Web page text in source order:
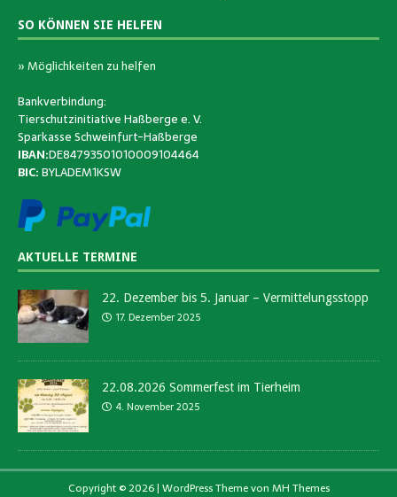
SO KÖNNEN SIE HELFEN
» Möglichkeiten zu helfen
Bankverbindung:
Tierschutzinitiative Haßberge e. V.
Sparkasse Schweinfurt-Haßberge
IBAN:DE84793501010009104464
BIC:BYLADEM1KSW
AKTUELLE TERMINE
22. Dezember bis 5. Januar – Vermittelungsstopp
17. Dezember 2025
22.08.2026 Sommerfest im Tierheim
4. November 2025
Copyright © 2026 | WordPress Theme von MH Themes